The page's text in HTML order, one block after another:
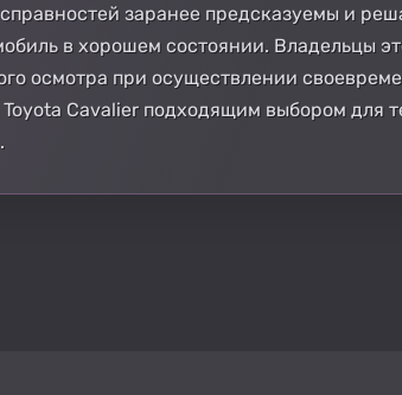
заранее предсказуемы и
в хорошем состоянии. Владельцы
осмотра при осуществлении
Toyota Cavalier подходящим выбором для